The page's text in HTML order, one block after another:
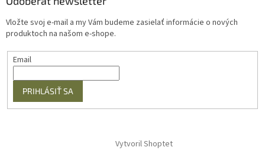
Vložte svoj e-mail a my Vám budeme zasielať informácie o nových
produktoch na našom e-shope.
Email
PRIHLÁSIŤ SA
Vytvoril Shoptet